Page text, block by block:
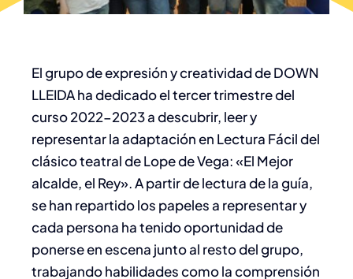
El grupo de expresión y creatividad de DOWN
LLEIDA ha dedicado el tercer trimestre del
curso 2022-2023 a descubrir, leer y
representar la adaptación en Lectura Fácil del
clásico teatral de Lope de Vega: «El Mejor
alcalde, el Rey». A partir de lectura de la guía,
se han repartido los papeles a representar y
cada persona ha tenido oportunidad de
ponerse en escena junto al resto del grupo,
trabajando habilidades como la comprensión